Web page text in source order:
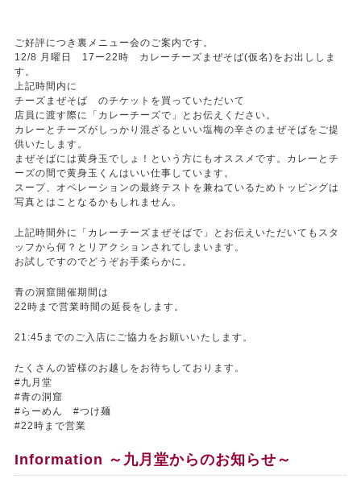
ご好評につき裏メニュー会のご案内です。
12/8 月曜日 17ー22時 カレーチーズまぜそば(仮名)をお出ししま
す。
上記時間内に
チーズまぜそば のチケットを買っていただいて
店員に渡す際に「カレーチーズで」とお伝えください。
カレーとチーズがしっかり混ざるといい塩梅の辛さのまぜそばをご提
供いたします。
まぜそばには黄身玉でしょ！という方にもオススメです。カレーとチ
ーズの間で黄身玉くんはいい仕事しています。
スープ、オペレーションの最終テストを兼ねているためトッピングは
写真とはことなるかもしれません。
上記時間外に「カレーチーズまぜそばで」とお伝えいただいてもスタ
ッフから何？とリアクションされてしまいます。
お試しですのでどうぞお手柔らかに。
青の洞窟開催期間は
22時まで営業時間の延長をします。
21:45までのご入店にご協力をお願いいたします。
たくさんの皆様のお越しをお待ちしております。
#九月堂
#青の洞窟
#らーめん #つけ麺
#22時まで営業
Information ～九月堂からのお知らせ～